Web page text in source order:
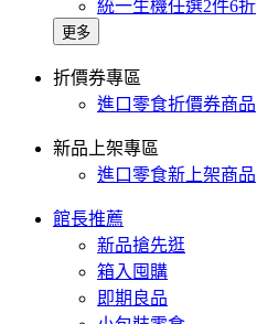
統一生機任選2件6折
更多
折價券專區
進口零食折價券商品
新品上架專區
進口零食新上架商品
館長推薦
新品搶先逛
箱入囤購
即期良品